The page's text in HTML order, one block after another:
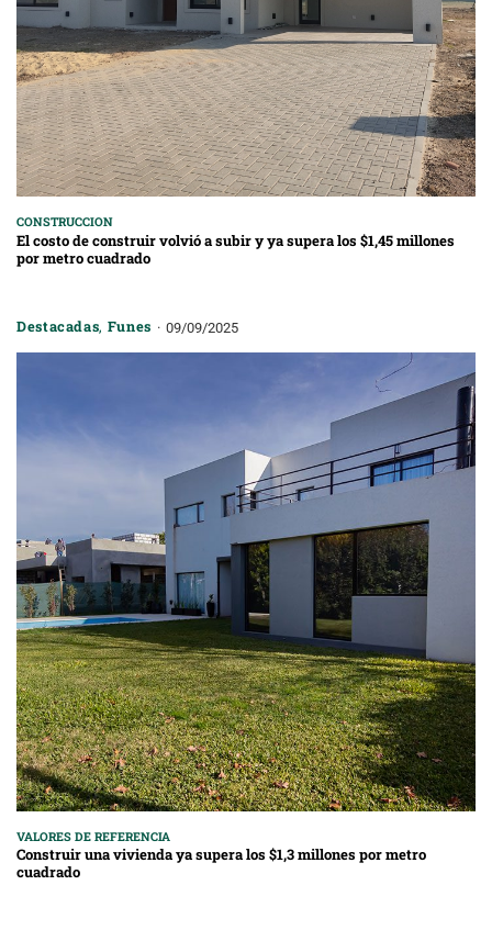
CONSTRUCCION
El costo de construir volvió a subir y ya supera los $1,45 millones
por metro cuadrado
Destacadas, Funes 09/09/2025
VALORES DE REFERENCIA
Construir una vivienda ya supera los $1,3 millones por metro
cuadrado